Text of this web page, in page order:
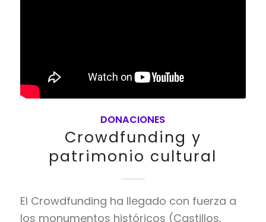
DONACIONES
Crowdfunding y
patrimonio cultural
El Crowdfunding ha llegado con fuerza a
los monumentos históricos (Castillos,